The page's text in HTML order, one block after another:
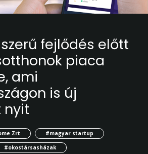
fejlődés előtt
piaca
ami
is új
nyit
Zrt
#magyar startup
#okostársasházak